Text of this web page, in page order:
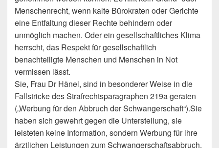
Menschenrecht, wenn kalte Bürokraten oder Gerichte
eine Entfaltung dieser Rechte behindern oder
unmöglich machen. Oder ein gesellschaftliches Klima
herrscht, das Respekt für gesellschaftlich
benachteiligte Menschen und Menschen in Not
vermissen lässt.
Sie, Frau Dr Hänel, sind in besonderer Weise in die
Fallstricke des Strafrechtsparagraphen 219a geraten
(„Werbung für den Abbruch der Schwangerschaft“).Sie
haben sich gewehrt gegen die Unterstellung, sie
leisteten keine Information, sondern Werbung für ihre
ärztlichen Leistungen zum Schwangerschaftsabbruch.